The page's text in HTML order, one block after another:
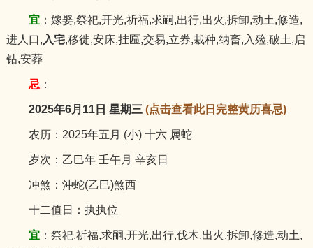
宜：嫁娶,祭祀,开光,祈福,求嗣,出行,出火,拆卸,动土,修造,
进人口, 入宅,移徙,安床,挂匾,交易,立券,栽种,纳畜,入殓,破土,启
钻,安葬
忌 ：
2025年6月11日 星期三 (点击查看此日完整黄历喜忌)
农历：2025年五月 (小) 十六 属蛇
岁次：乙巳年 壬午月 辛亥日
冲煞：沖蛇(乙巳)煞西
十二值日：执执位
宜：祭祀,祈福,求嗣,开光,出行,伐木,出火,拆卸,修造,动土,